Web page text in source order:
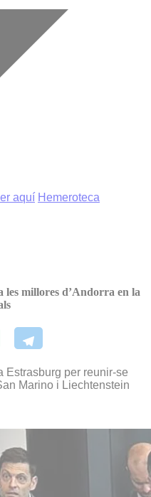
aquí Hemeroteca
les millores d’Andorra en la
Estrasburg per reunir-se
Marino i Liechtenstein